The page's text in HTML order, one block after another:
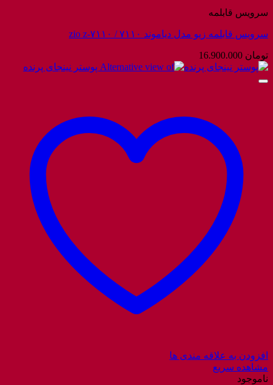
سرویس قابلمه
سرویس قابلمه زیو مدل دیاموند ۷۱۱۰ / zio z-۷۱۱۰
تومان
افزودن به علاقه مندی ها
مشاهده سریع
ناموجود